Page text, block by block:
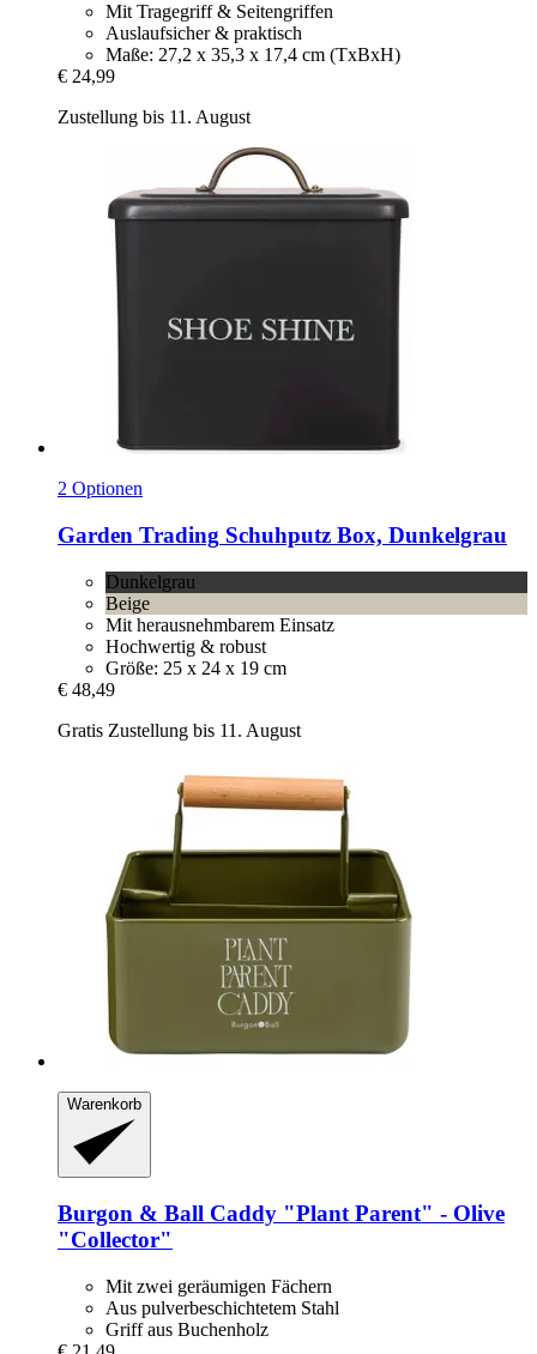
Mit Tragegriff & Seitengriffen
Auslaufsicher & praktisch
Maße: 27,2 x 35,3 x 17,4 cm (TxBxH)
€ 24,99
Zustellung bis 11. August
2 Optionen
Garden Trading Schuhputz Box, Dunkelgrau
Dunkelgrau
Beige
Mit herausnehmbarem Einsatz
Hochwertig & robust
Größe: 25 x 24 x 19 cm
€ 48,49
Gratis Zustellung bis 11. August
Warenkorb
Burgon & Ball Caddy "Plant Parent" -​ Olive
"Collector"
Mit zwei geräumigen Fächern
Aus pulverbeschichtetem Stahl
Griff aus Buchenholz